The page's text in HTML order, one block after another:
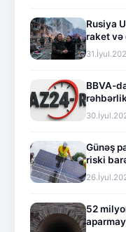
Rusiya
raket və
BBVA-
Günəş
riski
52